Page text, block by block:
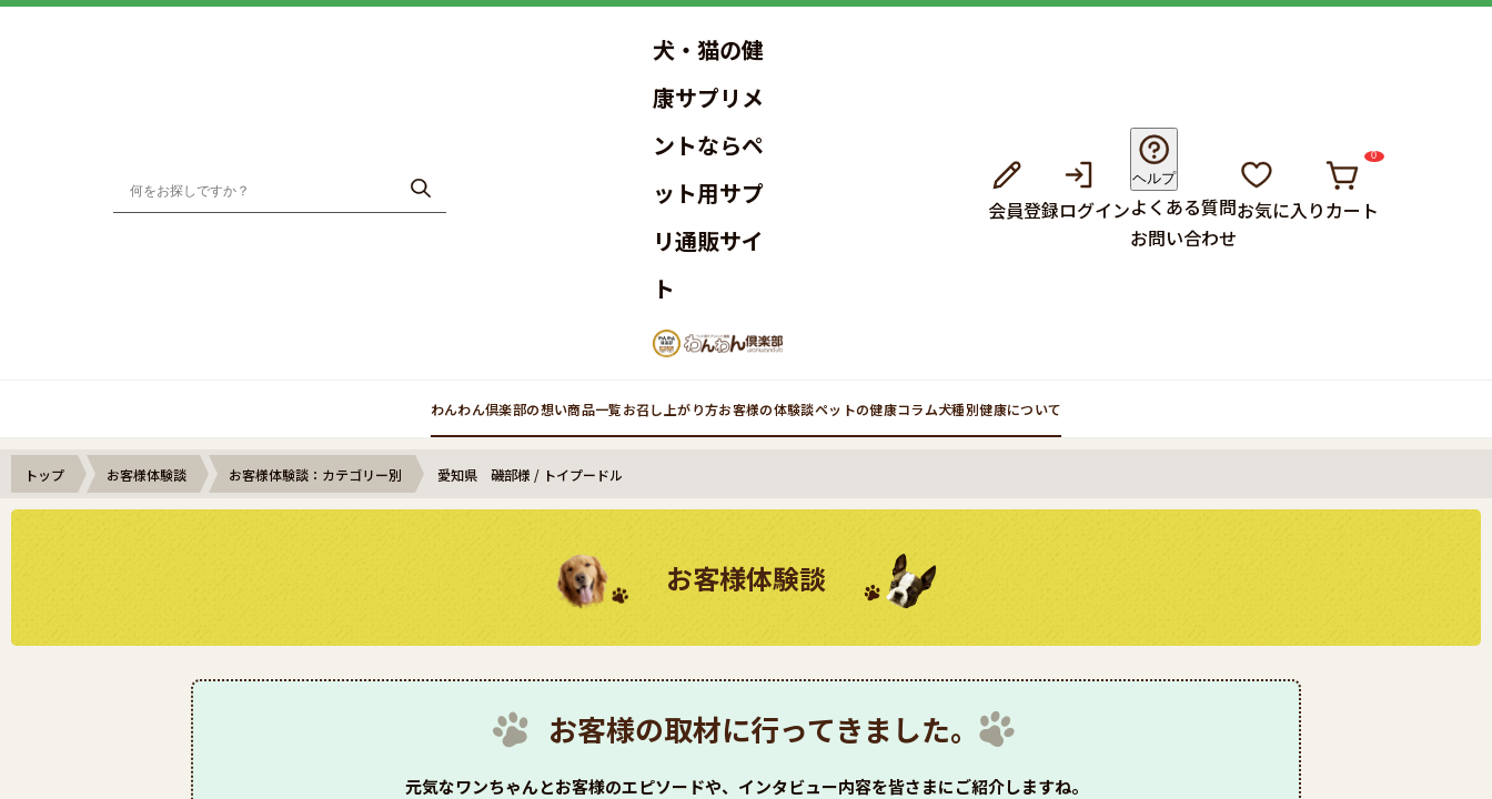
犬・猫の健
康サプリメ
ントならペ
ット用サプ
リ通販サイ
ト
会員登録ログイン
ヘルプ
よくある質問
お問い合わせ
お気に入りカート
0
わんわん倶楽部の想い商品一覧お召し上がり方お客様の体験談ペットの健康コラム犬種別健康について
トップ お客様体験談 お客様体験談：カテゴリー別 愛知県 磯部様 / トイプードル
お客様体験談
お客様の取材に行ってきました。
元気なワンちゃんとお客様のエピソードや、インタビュー内容を皆さまにご紹介しますね。